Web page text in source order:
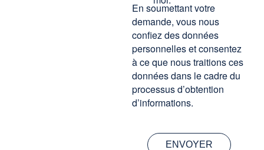
En soumettant votre
demande, vous nous
confiez des données
personnelles et consentez
à ce que nous traitions ces
données dans le cadre du
processus d’obtention
d’informations.
ENVOYER